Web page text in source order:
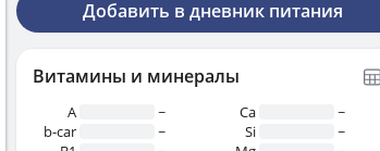
Добавить в дневник питания
Витамины и минералы
A
~
b-car
~
Ca
~
Si
~